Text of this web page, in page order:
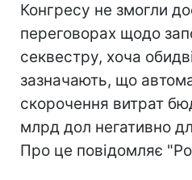
Конгресу не змогли
переговорах щодо
секвестру, хоча
зазначають, що
скорочення витрат
млрд дол негативно
Про це повідомляє